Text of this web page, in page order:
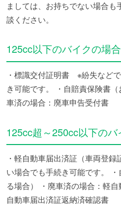
ましては、お持ちでない場合
談ください。
125cc以下のバイクの場合
・標識交付証明書 ※紛失など
き可能です。
・自賠責保険書
車済の場合：廃車申告受付書
125cc超～250cc以下の
・軽自動車届出済証（車両登
い場合でも手続き可能です。
る場合）
・廃車済の場合：軽
自動車届出済証返納済確認書